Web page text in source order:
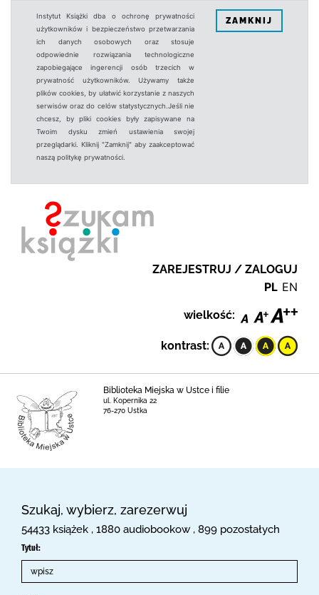
Instytut Książki dba o ochronę prywatności
użytkowników i bezpieczeństwo przetwarzania
ich danych osobowych oraz stosuje
odpowiednie rozwiązania technologiczne
zapobiegające ingerencji osób trzecich w
prywatność użytkowników. Używamy także
plików cookies, by ułatwić korzystanie z naszych
serwisów oraz do celów statystycznych.Jeśli nie
chcesz, by pliki cookies były zapisywane na
Twoim dysku zmień ustawienia swojej
przeglądarki. Kliknij "Zamknij" aby zaakceptować
naszą politykę prywatności.
ZAMKNIJ
ZAREJESTRUJ / ZALOGUJ
PL EN
wielkość:
kontrast:
Biblioteka Miejska w Ustce i filie
ul. Kopernika 22
76-270 Ustka
Szukaj, wybierz, zarezerwuj
54433 książek , 1880 audiobookow , 899 pozostałych
Tytuł: